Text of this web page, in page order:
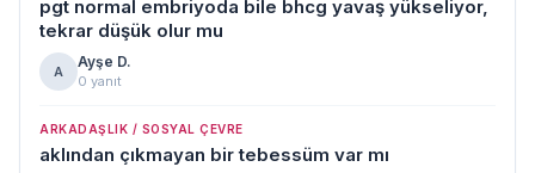
pgt normal embriyoda bile bhcg yavaş yükseliyor,
tekrar düşük olur mu
A
Ayşe D.
0 yanıt
ARKADAŞLIK / SOSYAL ÇEVRE
aklından çıkmayan bir tebessüm var mı